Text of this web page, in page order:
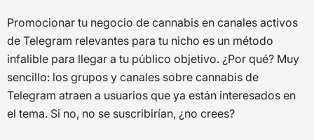
Promocionar tu negocio de cannabis en canales activos
de Telegram relevantes para tu nicho es un método
infalible para llegar a tu público objetivo. ¿Por qué? Muy
sencillo: los grupos y canales sobre cannabis de
Telegram atraen a usuarios que ya están interesados en
el tema. Si no, no se suscribirían, ¿no crees?